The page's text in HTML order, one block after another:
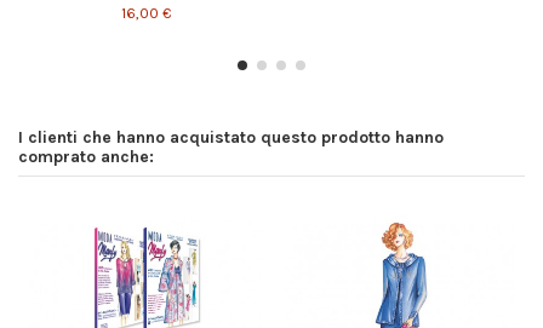
16,00 €
I clienti che hanno acquistato questo prodotto hanno
comprato anche: